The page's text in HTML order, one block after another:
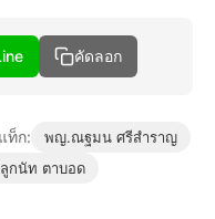
คัดลอก
แท็ก:
พญ.ณฐมน ศรีสำราญ
กนัท ตาบอด